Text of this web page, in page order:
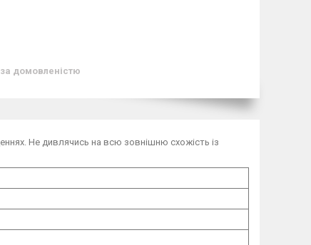
за домовленістю
Не дивлячись на всю зовнішню схожість із